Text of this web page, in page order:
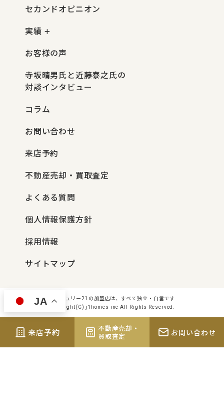
セカンドオピニオン
実績
お客様の声
寺坂晴男氏と近藤泰之氏の
対談インタビュー
コラム
お問い合わせ
来店予約
不動産売却・買取査定
よくある質問
個人情報保護方針
採用情報
サイトマップ
センチュリー21の加盟店は、すべて独立・自営です
Copyright(C) j1homes inc All Rights Reserved.
来店予約
不動産売却・
買取査定
お問い合わせ
JA